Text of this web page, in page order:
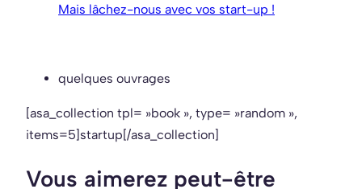
Mais lâchez-nous avec vos start-up !
quelques ouvrages
[asa_collection tpl= »book », type= »random »,
items=5]startup[/asa_collection]
Vous aimerez peut-être